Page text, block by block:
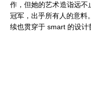
作，但她的艺术造诣远
冠军，出乎所有人的意料
续也贯穿于 smart 的设